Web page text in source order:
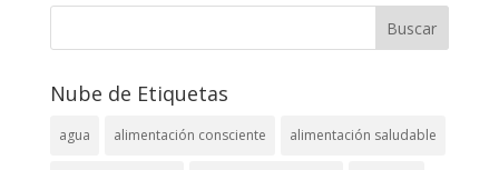
Nube de Etiquetas
agua alimentación consciente alimentación saludable